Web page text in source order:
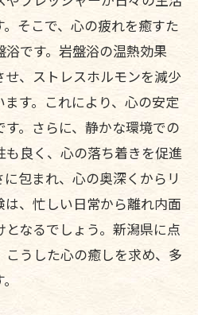
そこで、心の疲れを癒すた
です。岩盤浴の温熱効果
、ストレスホルモンを減少
す。これにより、心の安定
。さらに、静かな環境での
良く、心の落ち着きを促進
包まれ、心の奥深くからリ
、忙しい日常から離れ内面
なるでしょう。新潟県に点
うした心の癒しを求め、多